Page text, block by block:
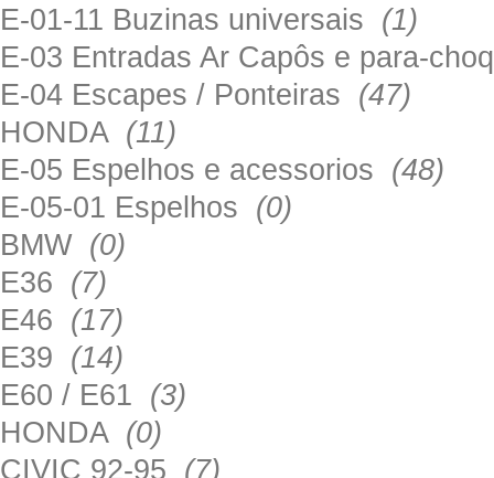
E-01-11 Buzinas universais (1)
E-03 Entradas Ar Capôs e para-
E-04 Escapes / Ponteiras (47)
HONDA (11)
E-05 Espelhos e acessorios (48)
E-05-01 Espelhos (0)
BMW (0)
E36 (7)
E46 (17)
E39 (14)
E60 / E61 (3)
HONDA (0)
CIVIC 92-95 (7)